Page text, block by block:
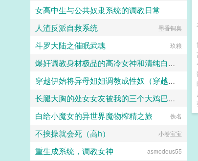
女高中生与公共奴隶系统的调教日常
喵不可言
人渣反派自救系统 墨香铜臭
斗罗大陆之催眠武魂 玖粮
爆奸调教身材极品的高冷女神和清纯白袜甜妹留学生，射满她们的鞋柜里的高跟鞋和小皮鞋
穿越伊始将异母姐姐调教成性奴（穿越到异世界把高贵强大的女性征服至胯下）
长腿大胸的处女女友被我的三个大鸡巴室友轮番调教，狠狠灌精直到怀孕
158330
白给小魔女的异世界魔物榨精之旅 佚名
不挨操就会死（高h） 小卷宝宝
重生成系统，调教女神 asmodeus55